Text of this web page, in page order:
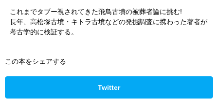
これまでタブー視されてきた飛鳥古墳の被葬者論に挑む!
長年、高松塚古墳・キトラ古墳などの発掘調査に携わった著者が
考古学的に検証する。
この本をシェアする
Twitter